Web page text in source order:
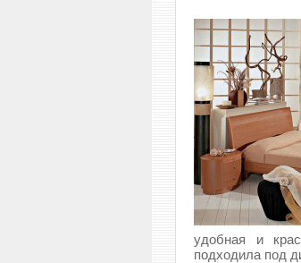
удобная и
подходила под